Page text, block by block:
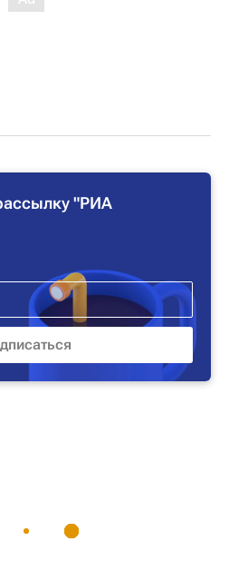
"РИА